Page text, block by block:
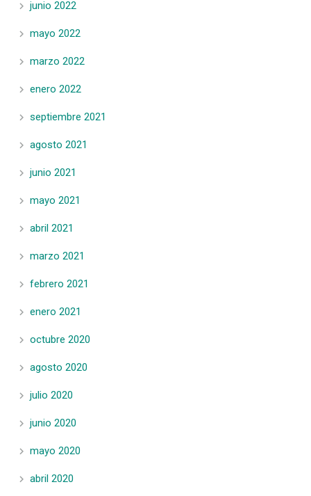
junio 2022
mayo 2022
marzo 2022
enero 2022
septiembre 2021
agosto 2021
junio 2021
mayo 2021
abril 2021
marzo 2021
febrero 2021
enero 2021
octubre 2020
agosto 2020
julio 2020
junio 2020
mayo 2020
abril 2020